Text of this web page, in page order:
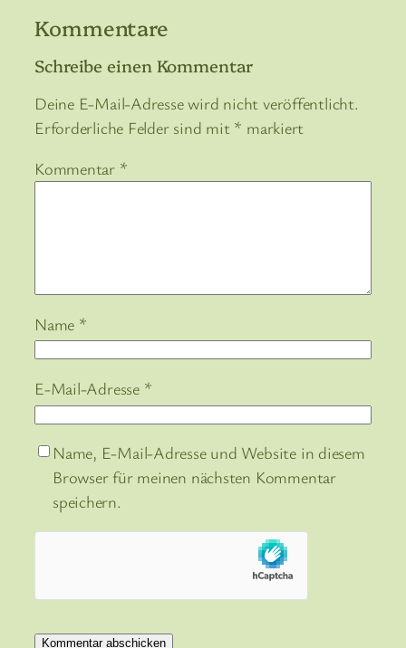
Kommentare
Schreibe einen Kommentar
Deine E-Mail-Adresse wird nicht veröffentlicht.
Erforderliche Felder sind mit * markiert
Kommentar *
Name *
E-Mail-Adresse *
Name, E-Mail-Adresse und Website in diesem
Browser für meinen nächsten Kommentar
speichern.